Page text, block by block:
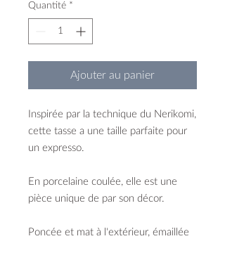
Quantité *
Ajouter au panier
Inspirée par la technique du Nerikomi,
cette tasse a une taille parfaite pour
un expresso.
En porcelaine coulée, elle est une
pièce unique de par son décor.
Poncée et mat à l'extérieur, émaillée